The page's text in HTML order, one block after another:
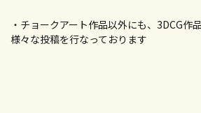
・チョークアート作品以外にも、3DCG作
様々な投稿を行なっております